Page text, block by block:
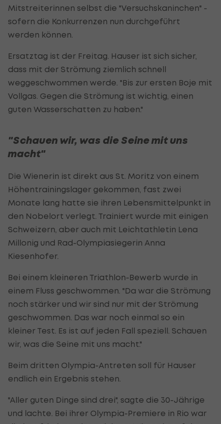
Mitstreiterinnen selbst die "Versuchskaninchen" -
sofern die Konkurrenzen nun durchgeführt
werden können.
Ersatztag ist der Freitag. Hauser ist sich sicher,
dass mit der Strömung ziemlich schnell
weggeschwommen werde. "Bis zur ersten Boje mit
Vollgas. Gegen die Strömung ist wichtig, einen
guten Wasserschatten zu haben."
"Schauen wir, was die Seine mit uns
macht"
Die Wienerin ist direkt aus St. Moritz von einem
Höhentrainingslager gekommen, fast zwei
Monate lang hatte sie ihren Lebensmittelpunkt in
den Nobelort verlegt. Trainiert wurde mit einigen
Schweizern, aber auch mit Leichtathletin Lena
Millonig und Rad-Olympiasiegerin Anna
Kiesenhofer.
Bei einem kleineren Triathlon-Bewerb wurde in
einem Fluss geschwommen. "Da war die Strömung
noch stärker und wir sind nur mit der Strömung
geschwommen. Das war noch einmal so ein
kleiner Test. Es ist auf jeden Fall speziell. Schauen
wir, was die Seine mit uns macht."
Beim dritten Olympia-Antreten soll für Hauser
endlich ein Ergebnis stehen.
"Aller guten Dinge sind drei", sagte die 30-Jährige
und lachte. Bei ihrer Olympia-Premiere in Rio war